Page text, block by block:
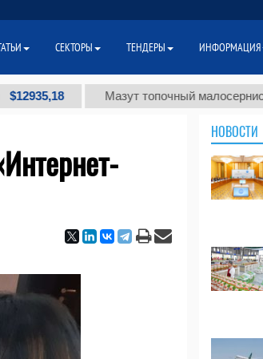
Мазут топочный малосернистый (т.)
НОВОСТИ
СЕКТОРЫ ТЕНДЕРЫ ИНФОРМАЦИЯ